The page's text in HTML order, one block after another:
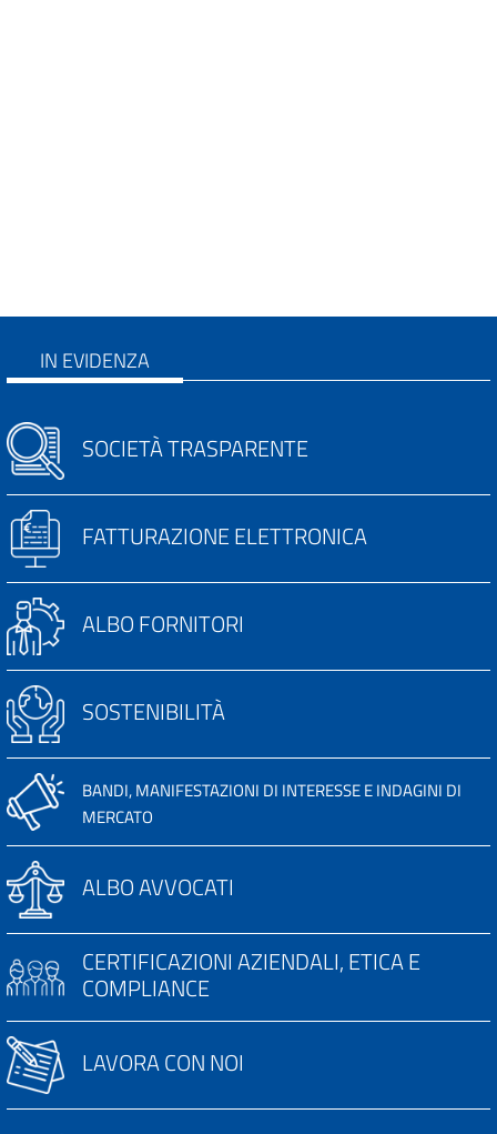
IN EVIDENZA
SOCIETÀ TRASPARENTE
FATTURAZIONE ELETTRONICA
ALBO FORNITORI
SOSTENIBILITÀ
BANDI, MANIFESTAZIONI DI INTERESSE E INDAGINI DI
MERCATO
ALBO AVVOCATI
CERTIFICAZIONI AZIENDALI, ETICA E
COMPLIANCE
LAVORA CON NOI